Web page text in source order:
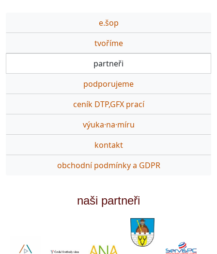
e.šop
tvoříme
partneři
podporujeme
ceník DTP,GFX prací
výuka·na·míru
kontakt
obchodní podmínky a GDPR
naši partneři